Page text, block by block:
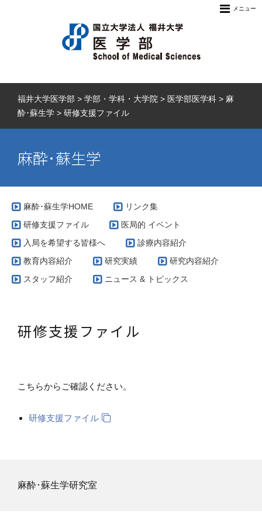
メニュー
福井大学医学部 > 学部・学科・大学院 > 医学部医学科 > 麻
酔･蘇生学 > 研修支援ファイル
麻酔･蘇生学
麻酔･蘇生学HOME
リンク集
研修支援ファイル
医局的 イベント
入局を希望する皆様へ
診療内容紹介
教育内容紹介
研究実績
研究内容紹介
スタッフ紹介
ニュース & トピックス
研修支援ファイル
こちらからご確認ください。
研修支援ファイル
麻酔･蘇生学研究室